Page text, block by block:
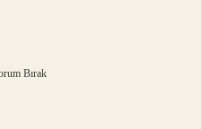
Bırak